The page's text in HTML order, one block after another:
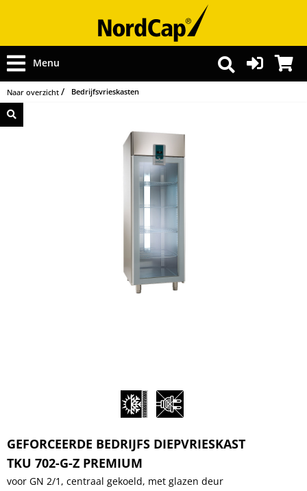
Menu
Naar overzicht Bedrijfsvrieskasten
GEFORCEERDE BEDRIJFS DIEPVRIESKAST
TKU 702-G-Z PREMIUM
voor GN 2/1, centraal gekoeld, met glazen deur